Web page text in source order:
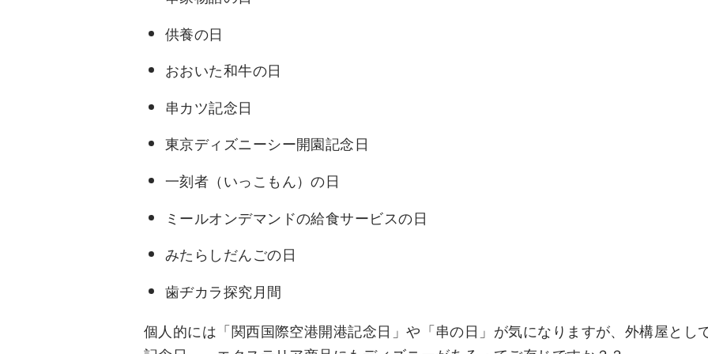
供養の日
おおいた和牛の日
串カツ記念日
東京ディズニーシー開園記念日
一刻者（いっこもん）の日
ミールオンデマンドの給食サービスの日
みたらしだんごの日
歯ヂカラ探究月間
個人的には「関西国際空港開港記念日」や「串の日」が気になりますが、外構屋とし